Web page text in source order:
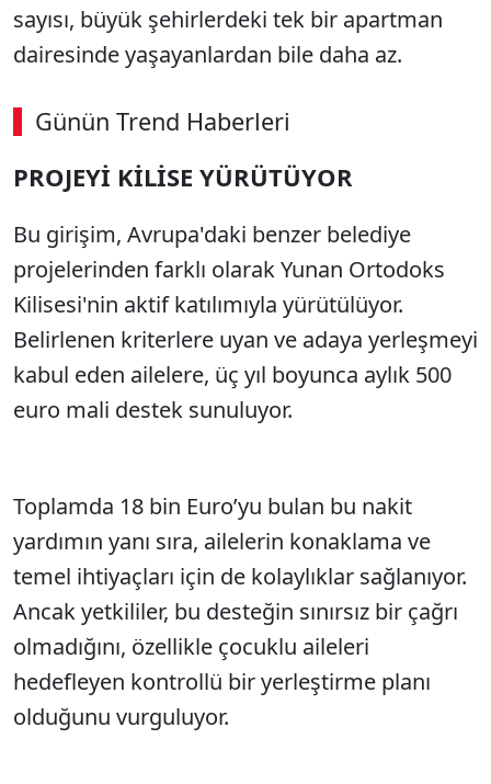
sayısı, büyük şehirlerdeki tek bir apartman
dairesinde yaşayanlardan bile daha az.
Günün Trend Haberleri
PROJEYİ KİLİSE YÜRÜTÜYOR
Bu girişim, Avrupa'daki benzer belediye
projelerinden farklı olarak Yunan Ortodoks
Kilisesi'nin aktif katılımıyla yürütülüyor.
Belirlenen kriterlere uyan ve adaya yerleşmeyi
kabul eden ailelere, üç yıl boyunca aylık 500
euro mali destek sunuluyor.
Toplamda 18 bin Euro’yu bulan bu nakit
yardımın yanı sıra, ailelerin konaklama ve
temel ihtiyaçları için de kolaylıklar sağlanıyor.
Ancak yetkililer, bu desteğin sınırsız bir çağrı
olmadığını, özellikle çocuklu aileleri
hedefleyen kontrollü bir yerleştirme planı
olduğunu vurguluyor.